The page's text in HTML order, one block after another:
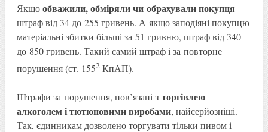
Якщообважили, обміряли чи обрахували покупця—
штраф від 34 до 255 гривень. А якщо заподіяні покупцю
матеріальні збитки більші за 51 гривню, штраф від 340
до 850 гривень. Такий самий штраф і за повторне
порушення (ст. 1552КпАП).
Штрафи за порушення, пов’язані з торгівлею
алкоголем і тютюновими виробами, найсерйозніші.
Так, єдинникам дозволено торгувати тільки пивом і